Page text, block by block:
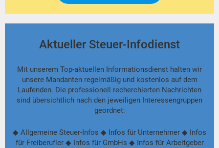
Aktueller Steuer-Infodienst
Mit unserem Top-aktuellen Informationsdienst halten wir
unsere Mandanten regelmäßig und kostenlos auf dem
Laufenden. Die professionell recherchierten Nachrichten
sind übersichtlich nach den jeweiligen Interessengruppen
geordnet:
◆ Allgemeine Steuer-Infos ◆ Infos für Unternehmer ◆ Infos
für Freiberufler ◆ Infos für GmbHs ◆ Infos für Arbeitgeber